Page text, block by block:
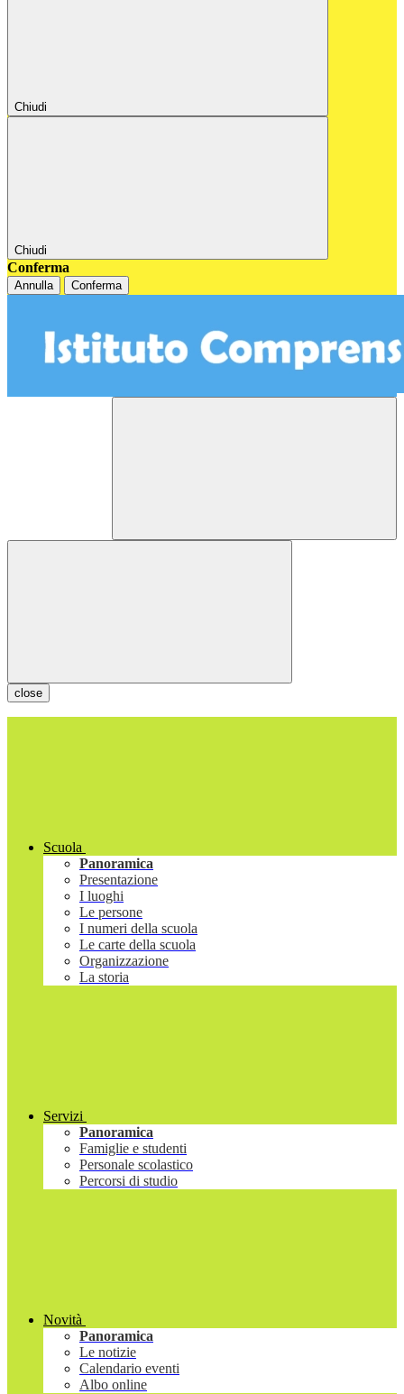
Chiudi
Chiudi
Conferma
Annulla Conferma
close
Scuola
Panoramica
Presentazione
I luoghi
Le persone
I numeri della scuola
Le carte della scuola
Organizzazione
La storia
Servizi
Panoramica
Famiglie e studenti
Personale scolastico
Percorsi di studio
Novità
Panoramica
Le notizie
Calendario eventi
Albo online